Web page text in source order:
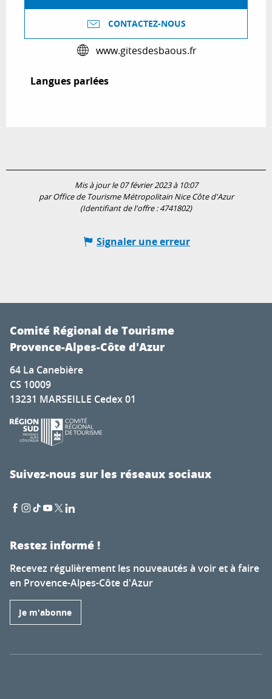
CONTACTEZ-NOUS
www.gitesdesbaous.fr
Langues parlées
Langues parlées
Mis à jour le 07 février 2023 à 10:07
par Office de Tourisme Métropolitain Nice Côte d'Azur
(Identifiant de l'offre :4741802)
Signaler une erreur
Comité Régional de Tourisme
Provence-Alpes-Côte d'Azur
64 La Canebière
CS 10009
13231 MARSEILLE Cedex 01
Suivez-nous sur les réseaux sociaux
Restez informé !
Recevez régulièrement les nouveautés à voir et à faire
en Provence-Alpes-Côte d'Azur
Je m'abonne